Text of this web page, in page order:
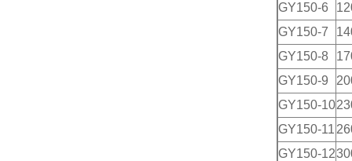
GY150-6
GY150-7
GY150-8
GY150-9
GY150-10
GY150-11
GY150-12